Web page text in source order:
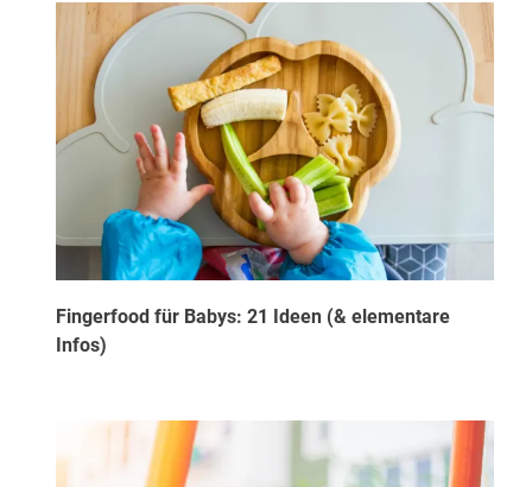
Fingerfood für Babys: 21 Ideen (& elementare
Infos)